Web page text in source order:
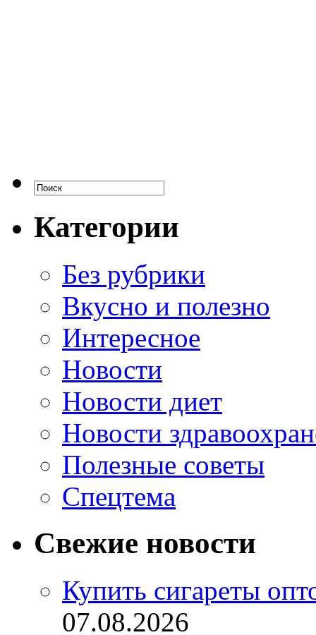
Категории
Без рубрики
Вкусно и полезно
Интересное
Новости
Новости диет
Новости
Полезные советы
Спецтема
Свежие новости
Купить сигареты
07.08.2026